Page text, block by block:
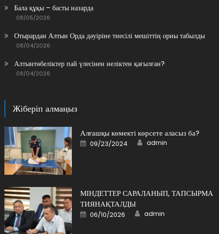
Бала құқы – басты назарда
08/05/2026
Отырардан Алтын Орда дәуіріне тиесілі мешіттің орны табылды
08/04/2026
Алтынтөбеліктер пай үлесінен неліктен қағылған?
08/04/2026
Жіберіп алмаңыз
Алғашқы көмекті көрсете аласыз ба?
Posted
on
09/23/2024 Author
admin
МІНДЕТТЕР САРАЛАНЫП, ТАПСЫРМА
ТИЯНАҚТАЛДЫ
Posted
on
06/10/2026 Author
admin